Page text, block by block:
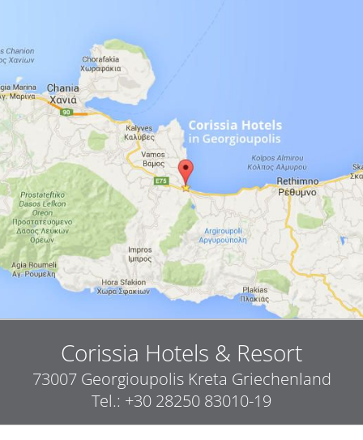
Corissia Hotels & Resort
73007 Georgioupolis Kreta Griechenland
Tel.: +30 28250 83010-19